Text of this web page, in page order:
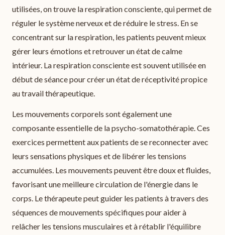
utilisées, on trouve la respiration consciente, qui permet de
réguler le système nerveux et de réduire le stress. En se
concentrant sur la respiration, les patients peuvent mieux
gérer leurs émotions et retrouver un état de calme
intérieur. La respiration consciente est souvent utilisée en
début de séance pour créer un état de réceptivité propice
au travail thérapeutique.
Les mouvements corporels sont également une
composante essentielle de la psycho-somatothérapie. Ces
exercices permettent aux patients de se reconnecter avec
leurs sensations physiques et de libérer les tensions
accumulées. Les mouvements peuvent être doux et fluides,
favorisant une meilleure circulation de l'énergie dans le
corps. Le thérapeute peut guider les patients à travers des
séquences de mouvements spécifiques pour aider à
relâcher les tensions musculaires et à rétablir l'équilibre